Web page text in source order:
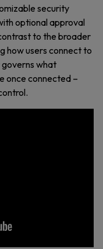
security
optional approval
to the broader
how users connect to
what
once connected –